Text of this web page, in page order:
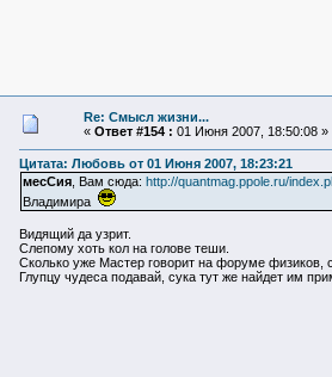
Re: Смысл жизни...
« Ответ #154 : 01 Июня 2007, 18:50:08 »
Цитата: Любовь от 01 Июня 2007, 18:23:21
месСия, Вам сюда: http://quantmag.ppole.ru/
Владимира
Видящий да узрит.
Слепому хоть кол на голове теши.
Сколько уже Мастер говорит на форуме физиков,
Глупцу чудеса подавай, сука тут же найдет им